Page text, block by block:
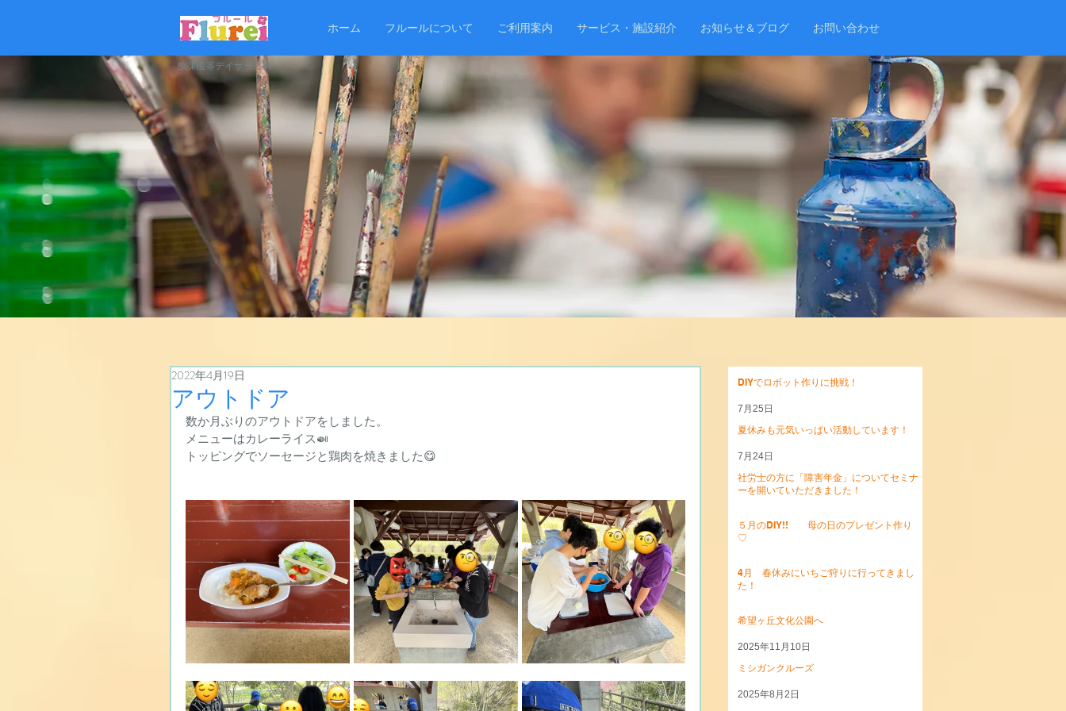
ホーム フルールについて ご利用案内 サービス・施設紹介 お知らせ＆ブログ お問い合わせ
DIYでロボット作りに挑戦！
7月25日
夏休みも元気いっぱい活動しています！
7月24日
社労士の方に「障害年金」についてセミナ
ーを開いていただきました！
５月のDIY!! 母の日のプレゼント作り
♡
4月 春休みにいちご狩りに行ってきまし
た！
希望ヶ丘文化公園へ
2025年11月10日
ミシガンクルーズ
2025年8月2日
アウトドア
2022年4月19日
数か月ぶりのアウトドアをしました。
メニューはカレーライス🍛
トッピングでソーセージと鶏肉を焼きました😋
放課後等デイサービス